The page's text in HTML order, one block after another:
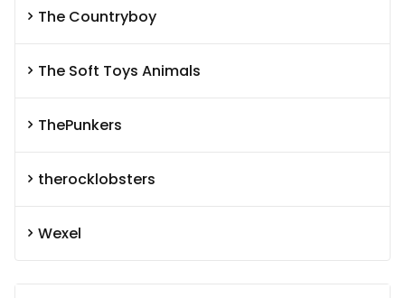
The Countryboy
The Soft Toys Animals
ThePunkers
therocklobsters
Wexel